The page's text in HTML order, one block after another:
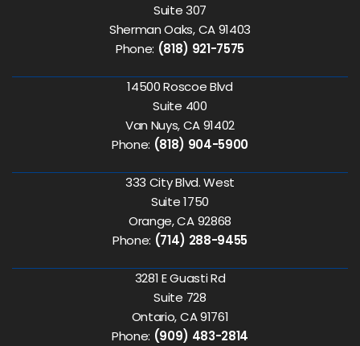
Suite 307
Sherman Oaks, CA 91403
Phone: (818) 921-7575
14500 Roscoe Blvd
Suite 400
Van Nuys, CA 91402
Phone: (818) 904-5900
333 City Blvd. West
Suite 1750
Orange, CA 92868
Phone: (714) 288-9455
3281 E Guasti Rd
Suite 728
Ontario, CA 91761
Phone: (909) 483-2814